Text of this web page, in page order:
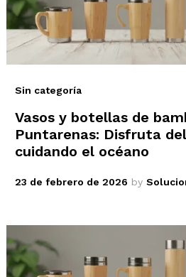
Sin categoría
Vasos y botellas de
Puntarenas: Disfruta
cuidando el océano
23 de febrero de 2026 by